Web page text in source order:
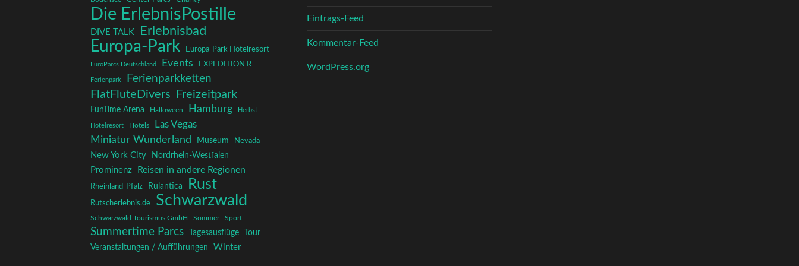
Die ErlebnisPostille
DIVE TALK Erlebnisbad
Europa-Park Europa-Park Hotelresort
EuroParcs Deutschland Events EXPEDITION R
Ferienpark Ferienparkketten
FlatFluteDivers Freizeitpark
FunTime Arena Halloween Hamburg Herbst
Hotelresort Hotels
Las Vegas
Miniatur Wunderland
Museum Nevada
New York City Nordrhein-Westfalen
Prominenz Reisen in andere Regionen
Rheinland-Pfalz Rulantica Rust
Rutscherlebnis.de Schwarzwald
Schwarzwald Tourismus GmbH Sommer Sport
Summertime Parcs Tagesausflüge
Tour
Veranstaltungen / Aufführungen
Winter
Eintrags-Feed
Kommentar-Feed
WordPress.org